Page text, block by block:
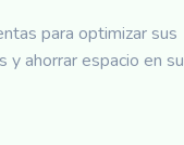
para optimizar sus
y ahorrar espacio en su